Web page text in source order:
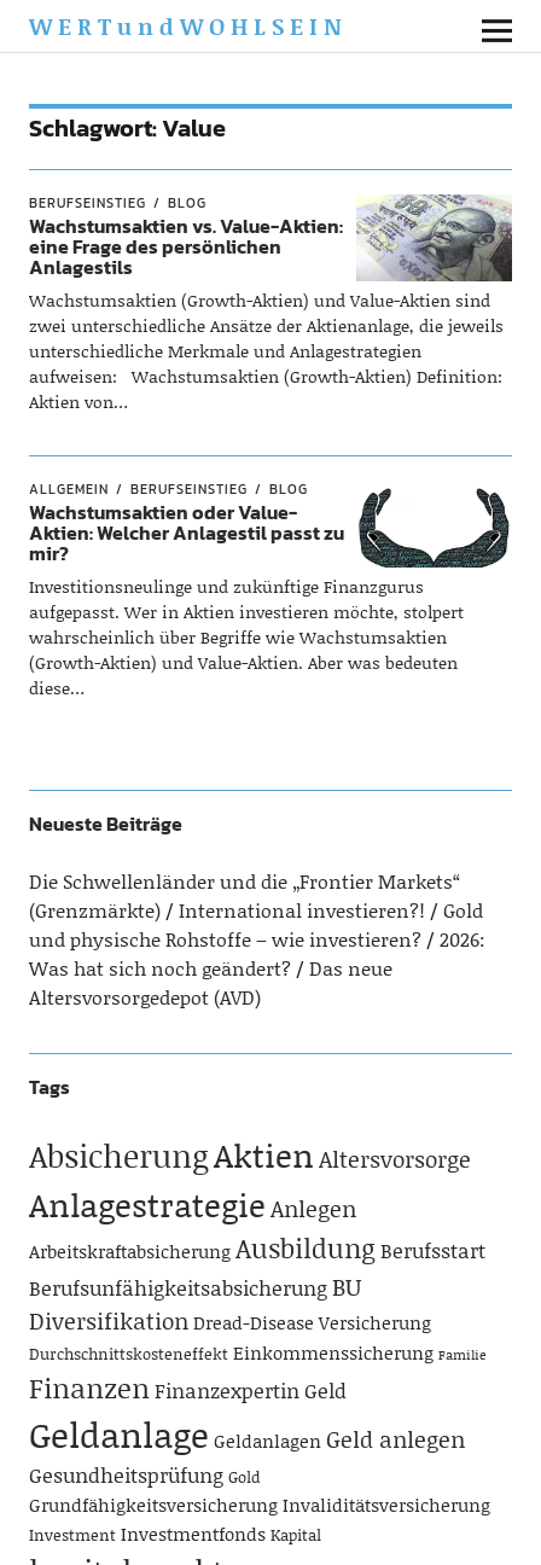
WERTundWOHLSEIN
Schlagwort:Value
BERUFSEINSTIEG BLOG
Wachstumsaktien vs. Value-Aktien:
eine Frage des persönlichen
Anlagestils
Wachstumsaktien (Growth-Aktien) und Value-Aktien sind
zwei unterschiedliche Ansätze der Aktienanlage, die jeweils
unterschiedliche Merkmale und Anlagestrategien
aufweisen: Wachstumsaktien (Growth-Aktien) Definition:
Aktien von…
ALLGEMEIN BERUFSEINSTIEG BLOG
Wachstumsaktien oder Value-
Aktien: Welcher Anlagestil passt zu
mir?
Investitionsneulinge und zukünftige Finanzgurus
aufgepasst. Wer in Aktien investieren möchte, stolpert
wahrscheinlich über Begriffe wie Wachstumsaktien
(Growth-Aktien) und Value-Aktien. Aber was bedeuten
diese…
Neueste Beiträge
Die Schwellenländer und die „Frontier Markets“
(Grenzmärkte)
International investieren?!
Gold
und physische Rohstoffe – wie investieren?
2026:
Was hat sich noch geändert?
Das neue
Altersvorsorgedepot (AVD)
Tags
AbsicherungAktienAltersvorsorge
AnlagestrategieAnlegen
ArbeitskraftabsicherungAusbildung Berufsstart
BerufsunfähigkeitsabsicherungBU
DiversifikationDread-Disease Versicherung
Durchschnittskosteneffekt Einkommenssicherung Familie
FinanzenFinanzexpertinGeld
Geldanlage Geldanlagen Geld anlegen
Gesundheitsprüfung Gold
GrundfähigkeitsversicherungInvaliditätsversicherung
Investment Investmentfonds Kapital